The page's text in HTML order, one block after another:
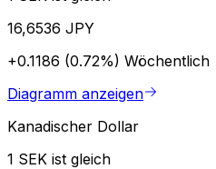
16,6536 JPY
+0.1186 (0.72%) Wöchentlich
Diagramm anzeigen
Kanadischer Dollar
1 SEK ist gleich